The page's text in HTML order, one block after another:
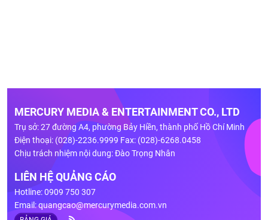
MERCURY MEDIA & ENTERTAINMENT CO., LTD
Trụ sở: 27 đường A4, phường Bảy Hiền, thành phố Hồ Chí Minh
Điện thoại: (028)-2236.9999 Fax: (028)-6268.0458
Chịu trách nhiệm nội dung: Đào Trọng Nhân
LIÊN HỆ QUẢNG CÁO
Hotline: 0909 750 307
Email:quangcao@mercurymedia.com.vn